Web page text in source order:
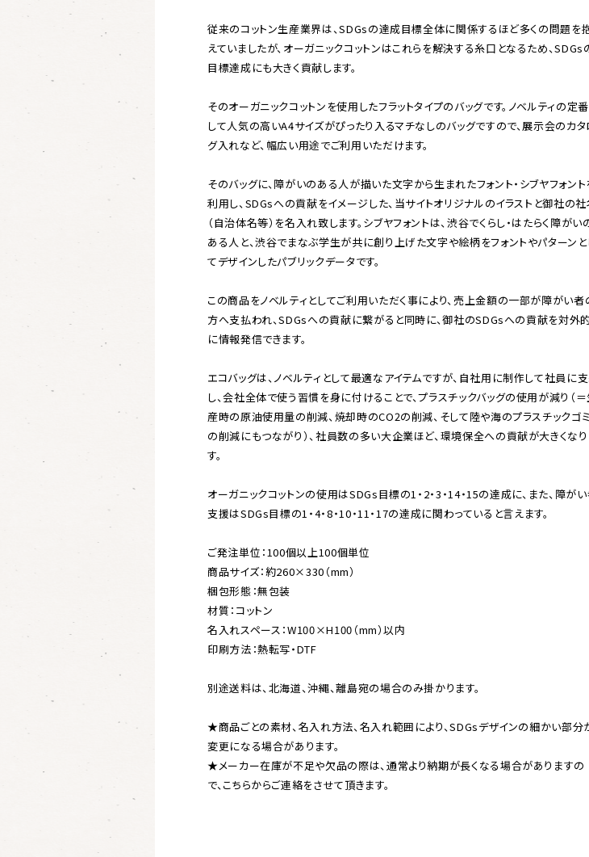
従来のコットン生産業界は、SDGsの達成目標全体に関係するほど多くの問題を
えていましたが、オーガニックコットンはこれらを解決する糸口となるため、SDGs
目標達成にも大きく貢献します。
そのオーガニックコットンを使用したフラットタイプのバッグです。ノベルティの定
して人気の高いA4サイズがぴったり入るマチなしのバッグですので、展示会のカタ
グ入れなど、幅広い用途でご利用いただけます。
そのバッグに、障がいのある人が描いた文字から生まれたフォント・シブヤフォント
利用し、SDGsへの貢献をイメージした、当サイトオリジナルのイラストと御社の社
（自治体名等）を名入れ致します。シブヤフォントは、渋谷でくらし・はたらく障がい
ある人と、渋谷でまなぶ学生が共に創り上げた文字や絵柄をフォントやパターンと
てデザインしたパブリックデータです。
この商品をノベルティとしてご利用いただく事により、売上金額の一部が障がい者
方へ支払われ、SDGsへの貢献に繋がると同時に、御社のSDGsへの貢献を対外
に情報発信できます。
エコバッグは、ノベルティとして最適なアイテムですが、自社用に制作して社員に
し、会社全体で使う習慣を身に付けることで、プラスチックバッグの使用が減り（
産時の原油使用量の削減、焼却時のCO2の削減、そして陸や海のプラスチックゴミ
の削減にもつながり）、社員数の多い大企業ほど、環境保全への貢献が大きくな
す。
オーガニックコットンの使用はSDGs目標の1・2・3・14・15の達成に、また、障が
支援はSDGs目標の1・4・8・10・11・17の達成に関わっていると言えます。
ご発注単位：100個以上100個単位
商品サイズ：約260×330（mm）
梱包形態：無包装
材質：コットン
名入れスペース：W100×H100（mm）以内
印刷方法：熱転写・DTF
別途送料は、北海道、沖縄、離島宛の場合のみ掛かります。
★商品ごとの素材、名入れ方法、名入れ範囲により、SDGsデザインの細かい部分
変更になる場合があります。
★メーカー在庫が不足や欠品の際は、通常より納期が長くなる場合がありますの
で、こちらからご連絡をさせて頂きます。